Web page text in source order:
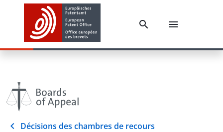
Décisions des chambres de recours